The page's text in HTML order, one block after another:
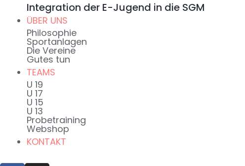
Integration der E-Jugend in die SGM
ÜBER UNS
Philosophie
Sportanlagen
Die Vereine
Gutes tun
TEAMS
U 19
U 17
U 15
U 13
Probetraining
Webshop
KONTAKT